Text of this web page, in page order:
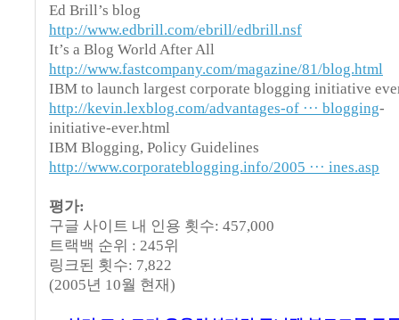
Ed Brill’s blog
http://www.edbrill.com/ebrill/edbrill.nsf
It’s a Blog World After All
http://www.fastcompany.com/magazine/81/blog.html
IBM to launch largest corporate blogging initiative
http://kevin.lexblog.com/advantages-of ··· blogging-
initiative-ever.html
IBM Blogging, Policy Guidelines
http://www.corporateblogging.info/2005 ··· ines.asp
평가:
구글 사이트 내 인용 횟수: 457,000
트랙백 순위 : 245위
링크된 횟수: 7,822
(2005년 10월 현재)